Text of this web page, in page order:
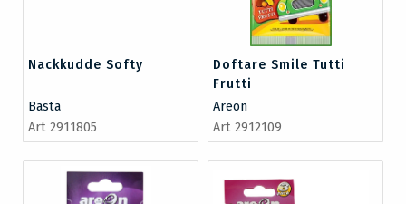
Nackkudde Softy
Basta
Art 2911805
Doftare Smile Tutti
Frutti
Areon
Art 2912109